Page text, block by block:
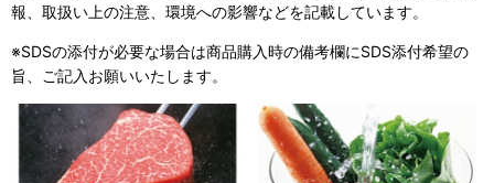
報、取扱い上の注意、環境への影響などを記載しています。
※SDSの添付が必要な場合は商品購入時の備考欄にSDS添付希望の
旨、ご記入お願いいたします。